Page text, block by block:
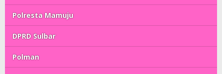
Polresta Mamuju
DPRD Sulbar
Polman